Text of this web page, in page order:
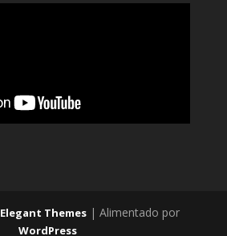
Elegant Themes| Alimentado por
WordPress